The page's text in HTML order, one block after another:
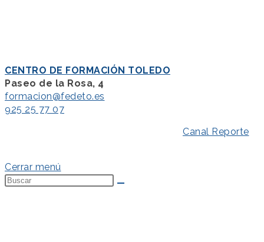
CENTRO DE FORMACIÓN TOLEDO
Paseo de la Rosa, 4
formacion@fedeto.es
925 25 77 07
Canal Reporte
Cerrar menú